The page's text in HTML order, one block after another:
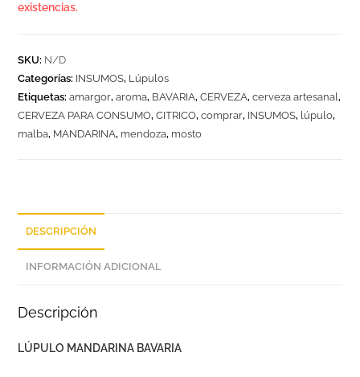
existencias.
SKU: N/D
Categorías: INSUMOS, Lúpulos
Etiquetas:amargor,aroma, BAVARIA,CERVEZA,cerveza artesanal,
CERVEZA PARA CONSUMO,CITRICO,comprar, INSUMOS, lúpulo,
malba, MANDARINA, mendoza, mosto
DESCRIPCIÓN
INFORMACIÓN ADICIONAL
Descripción
LÚPULO MANDARINA BAVARIA